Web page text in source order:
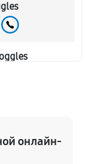
онлайн-